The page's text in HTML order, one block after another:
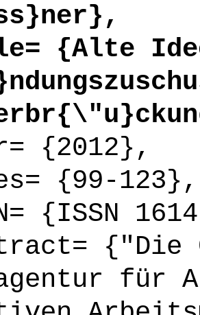
{Alte Idee,
{2012},
{99-123},
{ISSN
{"Die
für